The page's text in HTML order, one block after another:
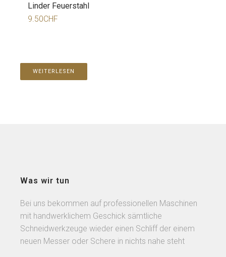
Linder Feuerstahl
9.50CHF
WEITERLESEN
Was wir tun
Bei uns bekommen auf professionellen Maschinen
mit handwerklichem Geschick sämtliche
Schneidwerkzeuge wieder einen Schliff der einem
neuen Messer oder Schere in nichts nahe steht